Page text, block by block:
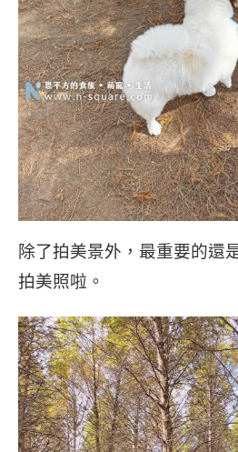
除了拍美景外，最重要的還
拍美照啦。